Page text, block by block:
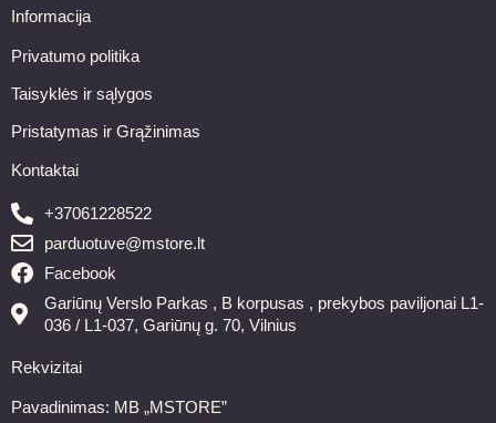
Informacija
Privatumo politika
Taisyklės ir sąlygos
Pristatymas ir Grąžinimas
Kontaktai
+37061228522
parduotuve@mstore.lt
Facebook
Gariūnų Verslo Parkas , B korpusas , prekybos paviljonai L1-
036 / L1-037, Gariūnų g. 70, Vilnius
Rekvizitai
Pavadinimas: MB „MSTORE”